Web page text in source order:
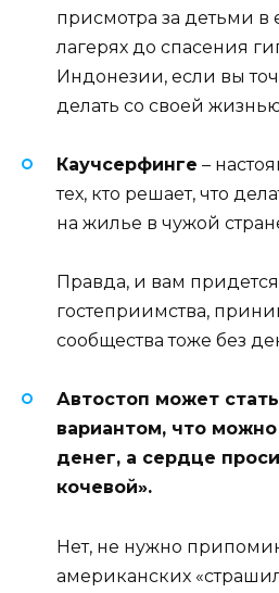
присмотра за детьми в
лагерях до спасения
Индонезии, если вы
делать со своей
Каучсерфинге –
тех, кто решает, что
на жилье в чужой
Правда, и вам
гостеприимства,
сообщества тоже без
Автостоп может
вариантом, что
денег, а сердце
кочевой».
Нет, не нужно
американских